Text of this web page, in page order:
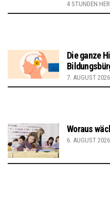
4 STUNDEN HER
Die ganze
7. AUGUST 2026
Woraus
6. AUGUST 2026